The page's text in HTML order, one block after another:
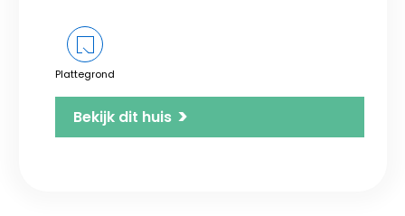
Plattegrond
Bekijk dit huis >